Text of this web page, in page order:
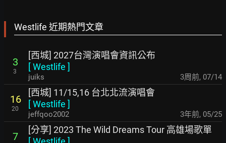
Westlife 近期熱門文章
3
3
[西城] 2027台灣演唱會資訊公布
[Westlife ]
juiks 3周前, 07/14
16
20
[西城] 11/15,16 台北北流演唱會
[Westlife ]
jeffqoo2002 3年前, 05/25
7
[分享] 2023 The Wild Dreams Tour 高雄場歌單